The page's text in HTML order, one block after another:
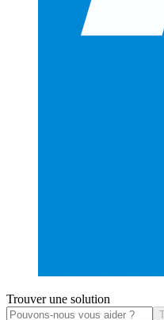
Trouver une solution